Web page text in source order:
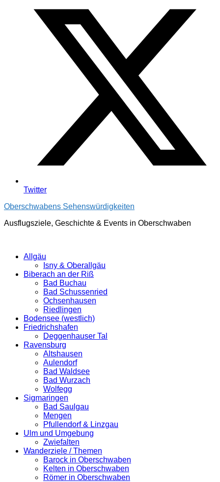
Twitter
Oberschwabens Sehenswürdigkeiten
Ausflugsziele, Geschichte & Events in Oberschwaben
Allgäu
Isny & Oberallgäu
Biberach an der Riß
Bad Buchau
Bad Schussenried
Ochsenhausen
Riedlingen
Bodensee (westlich)
Friedrichshafen
Deggenhauser Tal
Ravensburg
Altshausen
Aulendorf
Bad Waldsee
Bad Wurzach
Wolfegg
Sigmaringen
Bad Saulgau
Mengen
Pfullendorf & Linzgau
Ulm und Umgebung
Zwiefalten
Wanderziele / Themen
Barock in Oberschwaben
Kelten in Oberschwaben
Römer in Oberschwaben